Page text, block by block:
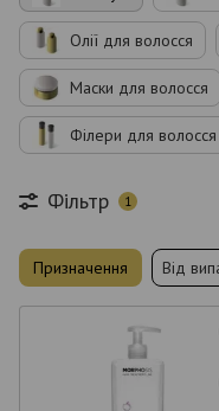
Олії для волосся
Маски для волосся
Філери для волосся
Фільтр 1
Призначення Від